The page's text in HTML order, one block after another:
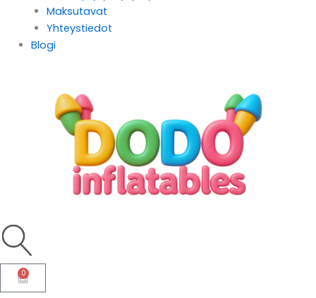
Maksutavat
Yhteystiedot
Blogi
0
Cart